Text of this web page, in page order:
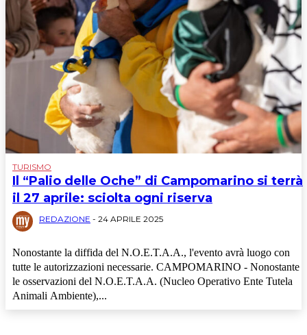
TURISMO
Il “Palio delle Oche” di Campomarino si terrà
il 27 aprile: sciolta ogni riserva
REDAZIONE - 24 APRILE 2025
Nonostante la diffida del N.O.E.T.A.A., l'evento avrà luogo con
tutte le autorizzazioni necessarie. CAMPOMARINO - Nonostante
le osservazioni del N.O.E.T.A.A. (Nucleo Operativo Ente Tutela
Animali Ambiente),...